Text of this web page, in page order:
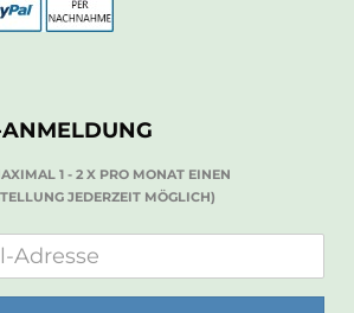
1 - 2 X PRO MONAT EINEN
JEDERZEIT MÖGLICH)